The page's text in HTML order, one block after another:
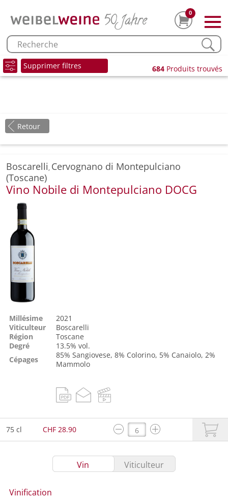
0
Supprimer filtres 684 Produits trouvés
Retour
Boscarelli, Cervognano di Montepulciano
(Toscane)
Vino Nobile di Montepulciano DOCG
Millésime
2021
Viticulteur
Boscarelli
Région
Toscane
Degré
13.5% vol.
Cépages
85% Sangiovese, 8% Colorino, 5% Canaiolo, 2%
Mammolo
75 cl CHF 28.90
Vin Viticulteur
Vinification